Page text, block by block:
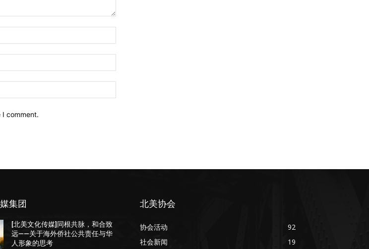
I comment.
集团
[北美文化传媒]同根共脉，和合致
远——关于海外侨社公共责任与华
人形象的思考
北美协会
协会活动
92
社会新闻
19